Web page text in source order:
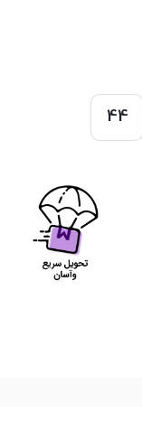
44